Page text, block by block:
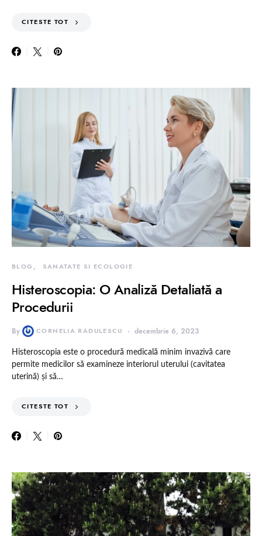
CITESTE TOT
BLOG SANATATE SI ECOLOGIE
Histeroscopia: O Analiză Detaliată a
Procedurii
By CORNELIA RADULESCU decembrie 6, 2023
Histeroscopia este o procedură medicală minim invazivă care
permite medicilor să examineze interiorul uterului (cavitatea
uterină) și să…
CITESTE TOT